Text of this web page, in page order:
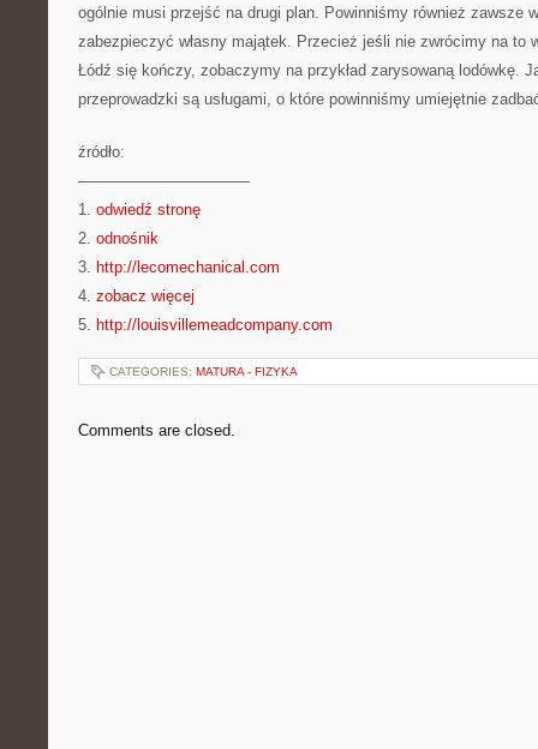
ogólnie musi przejść na drugi plan. Powinniśmy również zawsze
zabezpieczyć własny majątek. Przecież jeśli nie zwrócimy na to
Łódź się kończy, zobaczymy na przykład zarysowaną lodówkę.
przeprowadzki są usługami, o które powinniśmy umiejętnie
źródło:
———————————
1. odwiedź stronę
2. odnośnik
3. http://lecomechanical.com
4. zobacz więcej
5. http://louisvillemeadcompany.com
CATEGORIES: MATURA - FIZYKA
Comments are closed.